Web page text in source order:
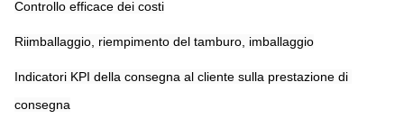
Controllo efficace dei costi
Riimballaggio, riempimento del tamburo, imballaggio
Indicatori KPI della consegna al cliente sulla prestazione di
consegna